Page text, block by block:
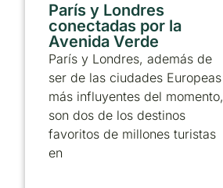
París y Londres
conectadas por la
Avenida Verde
París y Londres, además de
ser de las ciudades Europeas
más influyentes del momento,
son dos de los destinos
favoritos de millones turistas
en